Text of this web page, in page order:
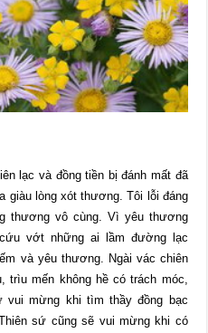
lạc và đồng tiền bị đánh mất đã
giàu lòng xót thương. Tôi lỗi đáng
thương vô cùng. Vì yêu thương
vớt những ai lầm đường lạc
và yêu thương. Ngài vác chiên
trìu mến không hề có trách móc,
vui mừng khi tìm thầy đồng bạc
sứ cũng sẽ vui mừng khi có